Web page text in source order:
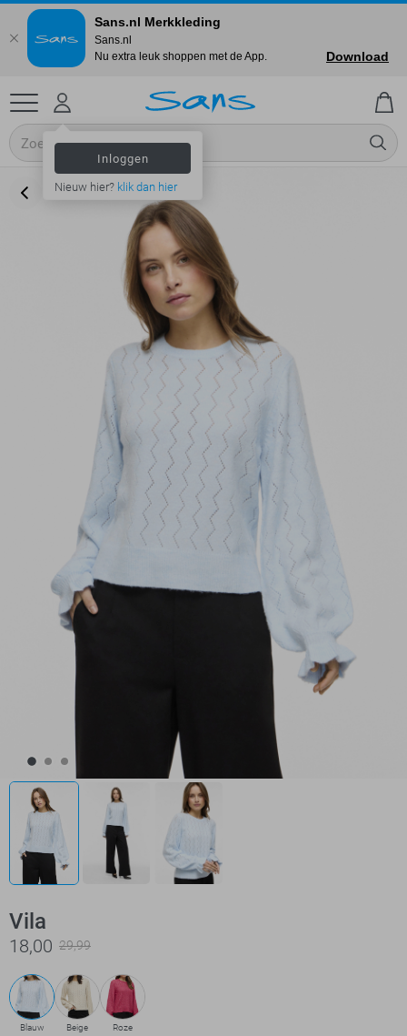
Inloggen
Nieuw hier? klik dan hier
Vila
18,00 29,99
Blauw Beige Roze
Sans.nl Merkkleding
Sans.nl
Nu extra leuk shoppen met de App.
Download